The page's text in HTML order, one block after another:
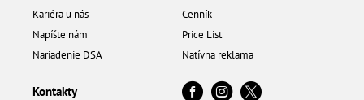
Kariéra u nás
Napíšte nám
Nariadenie DSA
Cenník
Price List
Natívna reklama
Kontakty